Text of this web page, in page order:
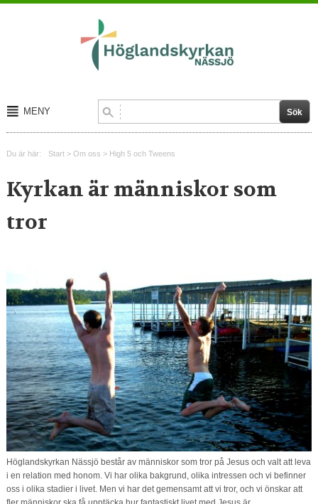
MENY
Kalender
Du är här: Start> Om oss > High 5 och Tweens
Kyrkan är människor som
tror
Höglandskyrkan Nässjö består av människor som tror på Jesus och valt att leva
i en relation med honom. Vi har olika bakgrund, olika intressen och vi befinner
oss i olika stadier i livet. Men vi har det gemensamt att vi tror, och vi önskar att